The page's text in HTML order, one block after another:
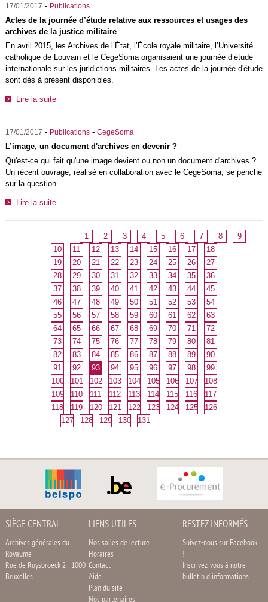
17/01/2017 - Publications
Actes de la journée d’étude relative aux ressources et usages des
archives de la justice militaire
En avril 2015, les Archives de l’État, l’École royale militaire, l’Université
catholique de Louvain et le CegeSoma organisaient une journée d’étude
internationale sur les juridictions militaires. Les actes de la journée d'étude
sont dès à présent disponibles.
Lire la suite
17/01/2017 - Publications- CegeSoma
L’image, un document d'archives en devenir ?
Qu'est-ce qui fait qu'une image devient ou non un document d'archives ?
Un récent ouvrage, réalisé en collaboration avec le CegeSoma, se penche
sur la question.
Lire la suite
1 2 3 4 5 6 7 8
9
10
11 12 13 14 15 16 17
18
19
20 21 22 23 24 25 26
27
28
29 30 31 32 33 34 35
36
37
38 39 40 41 42 43 44
45
46
47 48 49 50 51 52 53
54
55
56 57 58 59 60 61 62
63
64
65 66 67 68 69 70 71
72
73
74 75 76 77 78 79 80
81
82
83 84 85 86 87 88 89
90
91
92 93 94 95 96 97 98
99
100
101 102 103 104 105 106 107
108
109
110 111 112 113 114 115 116
117
118
119 120 121 122 123 124 125
126
127
128 129 130 131
SIÈGE CENTRAL
Archives générales du
Royaume
Rue de Ruysbroeck 2 - 1000
Bruxelles
LIENS UTILES
Nos salles de lecture
Horaires
Contact
Aide
Plan du site
RESTEZ INFORMÉS
Suivez-nous sur Facebook
!
Inscrivez-vous à notre
bulletin d'informations